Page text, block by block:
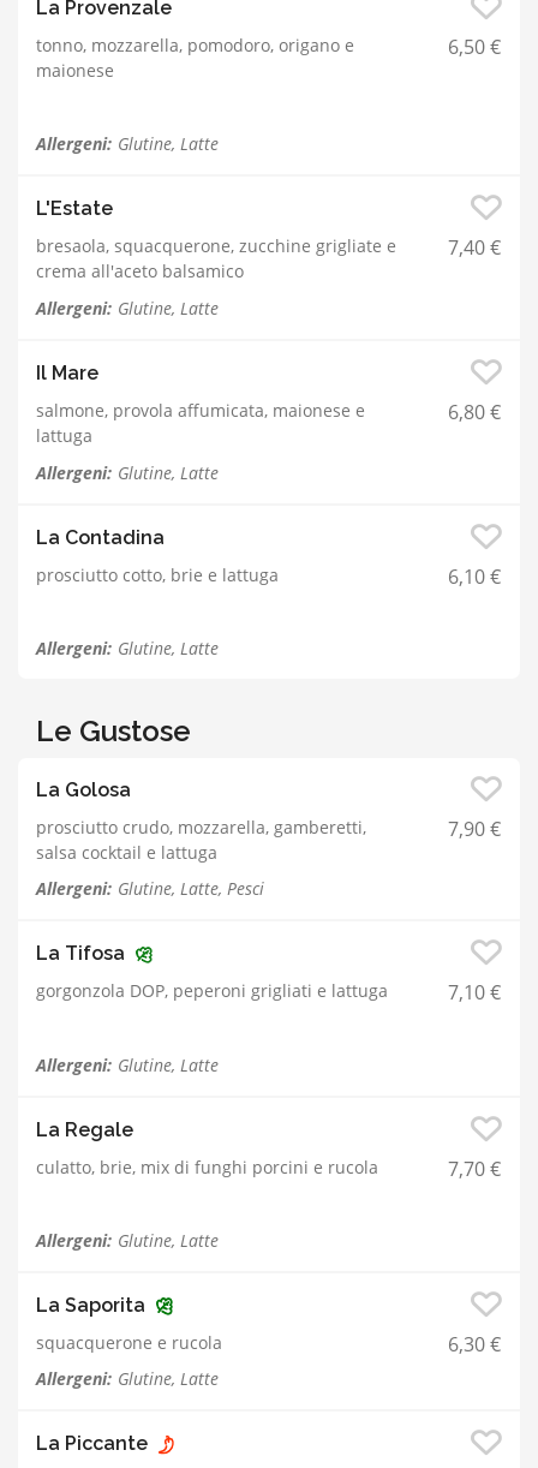
La Provenzale
tonno, mozzarella, pomodoro, origano e
maionese
6,50 €
Allergeni: Glutine, Latte
L'Estate
bresaola, squacquerone, zucchine grigliate e
crema all'aceto balsamico
7,40 €
Allergeni: Glutine, Latte
Il Mare
salmone, provola affumicata, maionese e
lattuga
6,80 €
Allergeni: Glutine, Latte
La Contadina
prosciutto cotto, brie e lattuga
6,10 €
Allergeni: Glutine, Latte
Le Gustose
La Golosa
prosciutto crudo, mozzarella, gamberetti,
salsa cocktail e lattuga
7,90 €
Allergeni: Glutine, Latte, Pesci
La Tifosa
gorgonzola DOP, peperoni grigliati e lattuga
7,10 €
Allergeni: Glutine, Latte
La Regale
culatto, brie, mix di funghi porcini e rucola
7,70 €
Allergeni: Glutine, Latte
La Saporita
squacquerone e rucola
6,30 €
Allergeni: Glutine, Latte
La Piccante